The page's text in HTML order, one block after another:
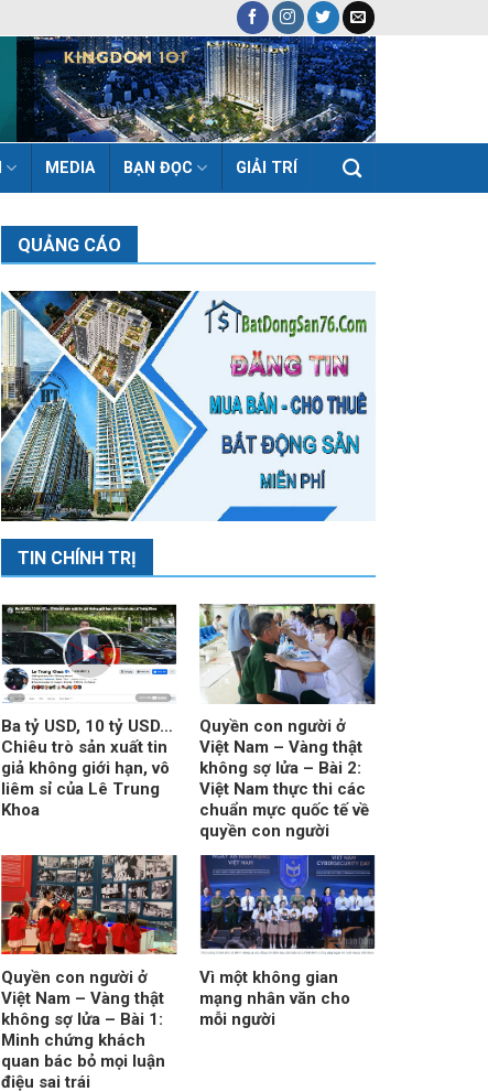
MEDIA BẠN ĐỌC GIẢI TRÍ
QUẢNG CÁO
TIN CHÍNH TRỊ
Ba tỷ USD, 10 tỷ USD…
Chiêu trò sản xuất tin
giả không giới hạn, vô
liêm sỉ của Lê Trung
Khoa
Quyền con người ở
Việt Nam – Vàng thật
không sợ lửa – Bài 2:
Việt Nam thực thi các
chuẩn mực quốc tế về
quyền con người
Quyền con người ở
Việt Nam – Vàng thật
không sợ lửa – Bài 1:
Minh chứng khách
quan bác bỏ mọi luận
điệu sai trái
Vì một không gian
mạng nhân văn cho
mỗi người